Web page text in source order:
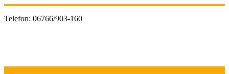
Telefon: 06766/903-160